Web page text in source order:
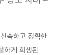
속하고 정확한
하게 희생된